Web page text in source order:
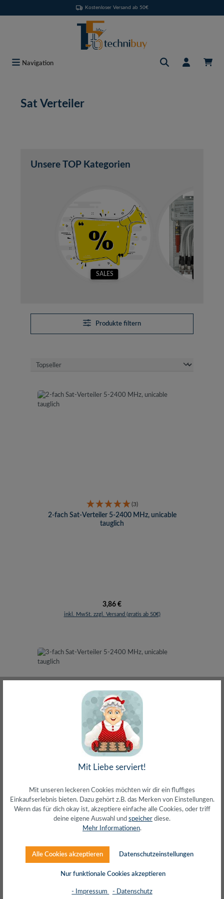
Kostenloser Versand ab 50€
Navigation
Sat Verteiler
Unsere TOP Kategorien
SALES
Produkte filtern
(3)
2-fach Sat-Verteiler 5-2400 MHz, unicable
tauglich
Regulärer Preis:
3,86 €
inkl. MwSt. zzgl. Versand (gratis ab 50€)
tauglich
Regulärer Preis:
inkl. MwSt. zzgl. Versand (gratis ab 50€)
Mit Liebe serviert!
Mit unseren leckeren Cookies möchten wir dir ein fluffiges
Einkaufserlebnis bieten. Dazu gehört z.B. das Merken von Einstellungen.
Wenn das für dich okay ist, akzeptiere einfache alle Cookies, oder triff
deine eigene Auswahl und speicher diese.
Mehr Informationen.
Alle Cookies akzeptieren Datenschutzeinstellungen
Nur funktionale Cookies akzeptieren
- Impressum - Datenschutz